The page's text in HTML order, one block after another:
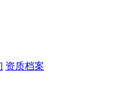
资质档案